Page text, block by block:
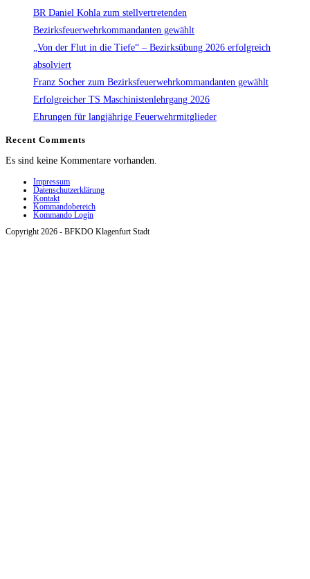
BR Daniel Kohla zum stellvertretenden
Bezirksfeuerwehrkommandanten gewählt
„Von der Flut in die Tiefe“ – Bezirksübung 2026 erfolgreich
absolviert
Franz Socher zum Bezirksfeuerwehrkommandanten gewählt
Erfolgreicher TS Maschinistenlehrgang 2026
Ehrungen für langjährige Feuerwehrmitglieder
Recent Comments
Es sind keine Kommentare vorhanden.
Impressum
Datenschutzerklärung
Kontakt
Kommandobereich
Kommando Login
Copyright 2026 - BFKDO Klagenfurt Stadt